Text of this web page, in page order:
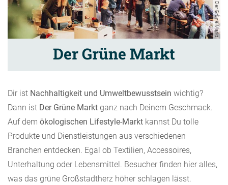
Der Grüne Markt
Der Grüne Markt
Dir ist Nachhaltigkeit und Umweltbewusstsein wichtig?
Dann ist Der Grüne Markt ganz nach Deinem Geschmack.
Auf dem ökologischen Lifestyle-Markt kannst Du tolle
Produkte und Dienstleistungen aus verschiedenen
Branchen entdecken. Egal ob Textilien, Accessoires,
Unterhaltung oder Lebensmittel. Besucher finden hier alles,
was das grüne Großstadtherz höher schlagen lässt.